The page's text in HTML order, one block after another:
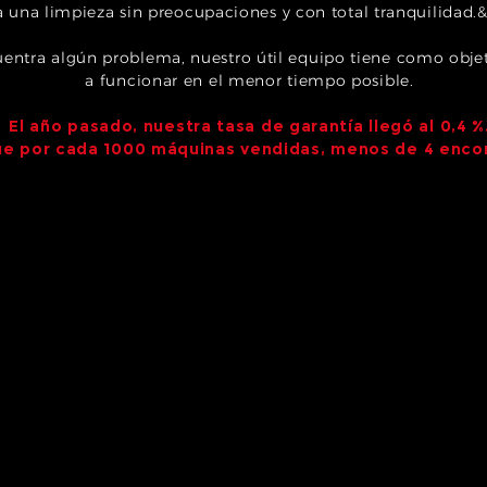
una limpieza sin preocupaciones y con total
algún problema, nuestro útil equipo tiene como
a funcionar en el menor tiempo posible.
El año pasado, nuestra tasa de garantía llegó al 0,4
por cada 1000 máquinas vendidas, menos de 4